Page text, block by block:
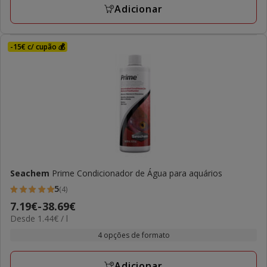
Adicionar
-15€ c/ cupão 💰
Seachem Prime Condicionador de Água para aquários
5
estrelas
com
avaliações
5(4)
Preço
de
a
7.19€-38.69€
1.44€
Desde 1.44€ / l
4 opções de formato